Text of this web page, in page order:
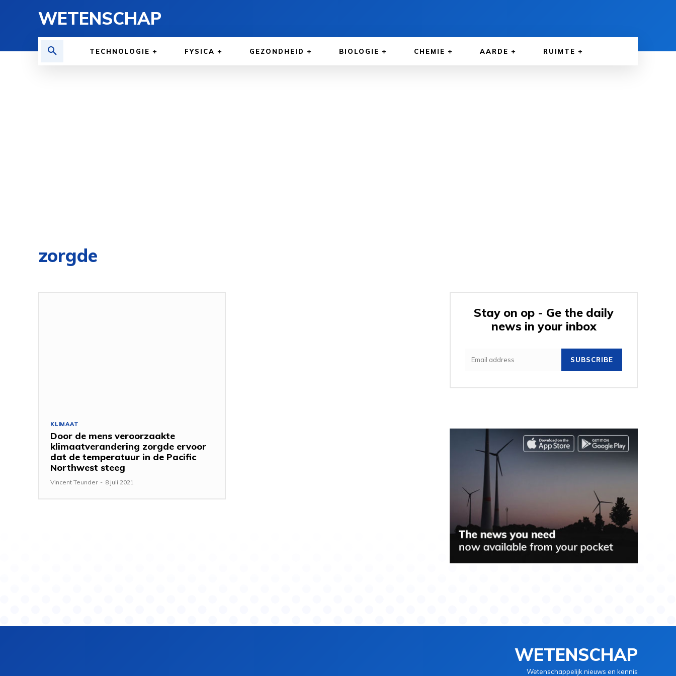
WETENSCHAP
TECHNOLOGIE FYSICA GEZONDHEID BIOLOGIE CHEMIE AARDE RUIMTE
zorgde
KLIMAAT
Door de mens veroorzaakte
klimaatverandering zorgde ervoor
dat de temperatuur in de Pacific
Northwest steeg
Vincent Teunder - 8 juli 2021
Stay on op - Ge the daily
news in your inbox
SUBSCRIBE
WETENSCHAP
Wetenschappelijk nieuws en kennis